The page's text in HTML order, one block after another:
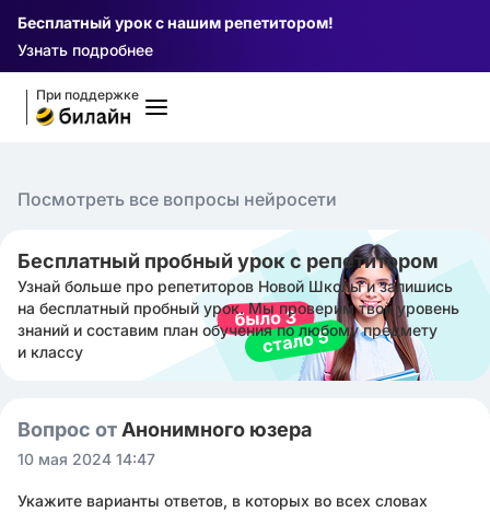
Бесплатный урок с нашим репетитором!
Узнать подробнее
При поддержке
Посмотреть все вопросы нейросети
Бесплатный пробный урок с репетитором
Узнай больше про репетиторов Новой Школы и запишись
на бесплатный пробный урок. Мы проверим твой уровень
знаний и составим план обучения по любому предмету
и классу
Вопрос от Анонимного юзера
10 мая 2024 14:47
Укажите варианты ответов, в которых во всех словах